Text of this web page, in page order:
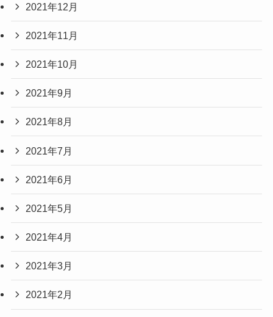
2021年12月
2021年11月
2021年10月
2021年9月
2021年8月
2021年7月
2021年6月
2021年5月
2021年4月
2021年3月
2021年2月